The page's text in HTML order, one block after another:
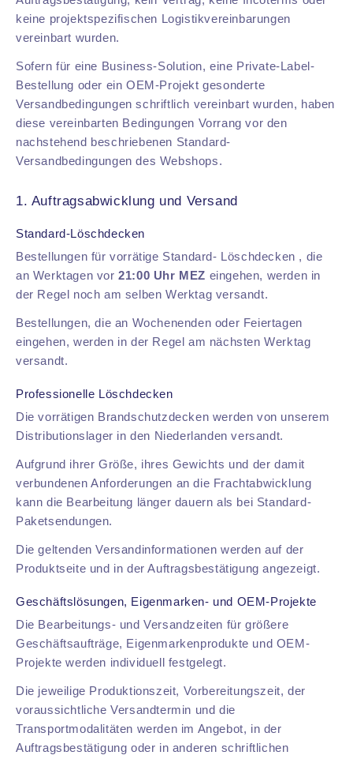
keine projektspezifischen Logistikvereinbarungen
vereinbart wurden.
Sofern für eine Business-Solution, eine Private-Label-
Bestellung oder ein OEM-Projekt gesonderte
Versandbedingungen schriftlich vereinbart wurden, haben
diese vereinbarten Bedingungen Vorrang vor den
nachstehend beschriebenen Standard-
Versandbedingungen des Webshops.
1. Auftragsabwicklung und Versand
Standard-Löschdecken
Bestellungen für vorrätige Standard- Löschdecken , die
an Werktagen vor21:00 Uhr MEZ eingehen, werden in
der Regel noch am selben Werktag versandt.
Bestellungen, die an Wochenenden oder Feiertagen
eingehen, werden in der Regel am nächsten Werktag
versandt.
Professionelle Löschdecken
Die vorrätigen Brandschutzdecken werden von unserem
Distributionslager in den Niederlanden versandt.
Aufgrund ihrer Größe, ihres Gewichts und der damit
verbundenen Anforderungen an die Frachtabwicklung
kann die Bearbeitung länger dauern als bei Standard-
Paketsendungen.
Die geltenden Versandinformationen werden auf der
Produktseite und in der Auftragsbestätigung angezeigt.
Geschäftslösungen, Eigenmarken- und OEM-Projekte
Die Bearbeitungs- und Versandzeiten für größere
Geschäftsaufträge, Eigenmarkenprodukte und OEM-
Projekte werden individuell festgelegt.
Die jeweilige Produktionszeit, Vorbereitungszeit, der
voraussichtliche Versandtermin und die
Transportmodalitäten werden im Angebot, in der
Auftragsbestätigung oder in anderen schriftlichen